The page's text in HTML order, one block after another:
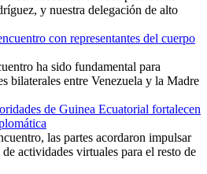
y nuestra delegación de alto
con representantes del cuerpo
ha sido fundamental para
bilaterales entre Venezuela y la Madre
de Guinea Ecuatorial fortalecen
las partes acordaron impulsar
actividades virtuales para el resto de